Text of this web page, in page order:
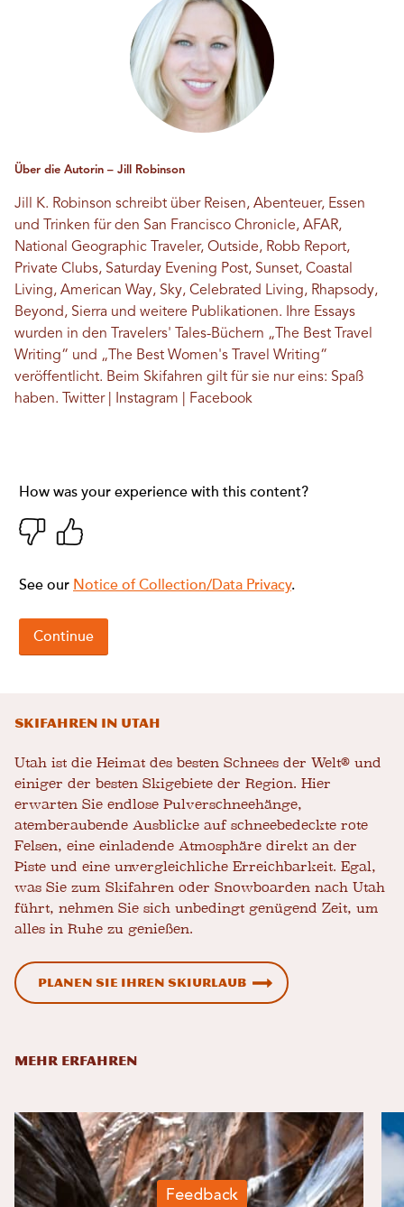
Über die Autorin – Jill Robinson
Jill K. Robinson schreibt über Reisen, Abenteuer, Essen
und Trinken für den San Francisco Chronicle, AFAR,
National Geographic Traveler, Outside, Robb Report,
Private Clubs, Saturday Evening Post, Sunset, Coastal
Living, American Way, Sky, Celebrated Living, Rhapsody,
Beyond, Sierra und weitere Publikationen. Ihre Essays
wurden in den Travelers' Tales-Büchern „The Best Travel
Writing“ und „The Best Women's Travel Writing“
veröffentlicht. Beim Skifahren gilt für sie nur eins: Spaß
haben. Twitter| Instagram Facebook
Skifahren in Utah
Utah ist die Heimat des besten Schnees der Welt® und
einiger der besten Skigebiete der Region. Hier
erwarten Sie endlose Pulverschneehänge,
atemberaubende Ausblicke auf schneebedeckte rote
Felsen, eine einladende Atmosphäre direkt an der
Piste und eine unvergleichliche Erreichbarkeit. Egal,
was Sie zum Skifahren oder Snowboarden nach Utah
führt, nehmen Sie sich unbedingt genügend Zeit, um
alles in Ruhe zu genießen.
Planen Sie Ihren Skiurlaub
MEHR ERFAHREN